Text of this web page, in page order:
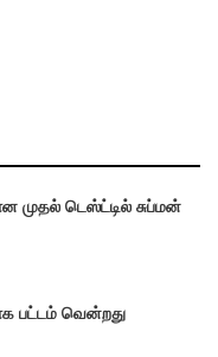
முதல் டெஸ்ட்டில் சுப்மன்
பட்டம் வென்றது